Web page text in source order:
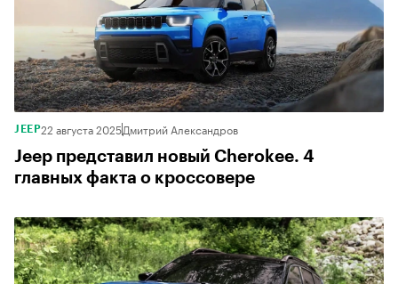
JEEP22 августа 2025Дмитрий Александров
Jeep представил новый Cherokee. 4
главных факта о кроссовере